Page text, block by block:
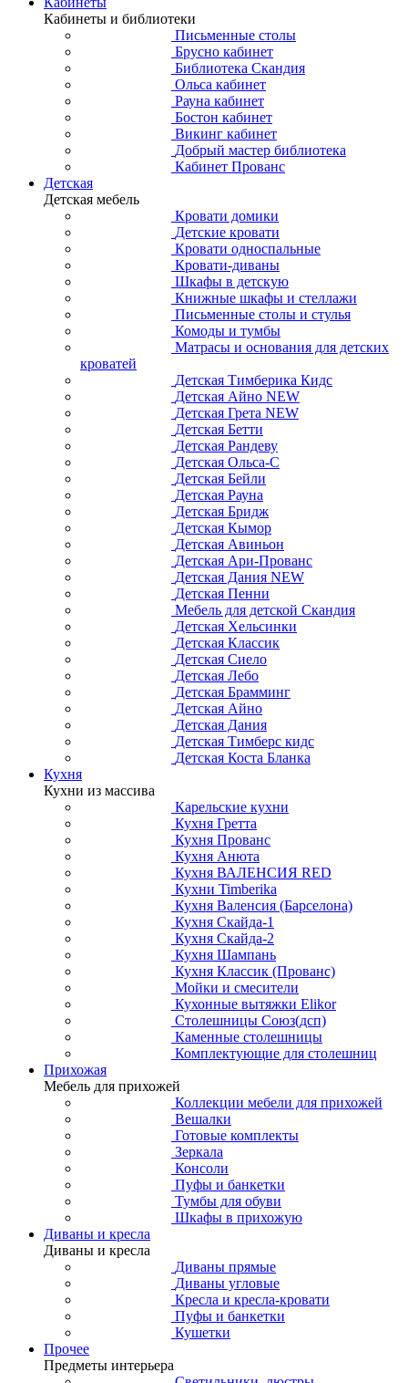
Кабинеты и библиотеки
Письменные столы
Брусно кабинет
Библиотека Скандия
Ольса кабинет
Рауна кабинет
Бостон кабинет
Викинг кабинет
Добрый мастер библиотека
Кабинет Прованс
Детская
Детская мебель
Кровати домики
Детские кровати
Кровати односпальные
Кровати-диваны
Шкафы в детскую
Книжные шкафы и стеллажи
Письменные столы и стулья
Комоды и тумбы
Матрасы и основания для детских
кроватей
Детская Тимберика Кидс
Детская Айно NEW
Детская Грета NEW
Детская Бетти
Детская Рандеву
Детская Ольса-С
Детская Бейли
Детская Рауна
Детская Бридж
Детская Кымор
Детская Авиньон
Детская Ари-Прованс
Детская Дания NEW
Детская Пенни
Мебель для детской Скандия
Детская Хельсинки
Детская Классик
Детская Сиело
Детская Лебо
Детская Брамминг
Детская Айно
Детская Дания
Детская Тимберс кидс
Детская Коста Бланка
Кухня
Кухни из массива
Карельские кухни
Кухня Гретта
Кухня Прованс
Кухня Анюта
Кухня ВАЛЕНСИЯ RED
Кухни Timberika
Кухня Валенсия (Барселона)
Кухня Скайда-1
Кухня Скайда-2
Кухня Шампань
Кухня Классик (Прованс)
Мойки и смесители
Кухонные вытяжки Elikor
Столешницы Союз(дсп)
Каменные столешницы
Комплектующие для столешниц
Прихожая
Мебель для прихожей
Коллекции мебели для прихожей
Вешалки
Готовые комплекты
Зеркала
Консоли
Пуфы и банкетки
Тумбы для обуви
Шкафы в прихожую
Диваны и кресла
Диваны и кресла
Диваны прямые
Диваны угловые
Кресла и кресла-кровати
Пуфы и банкетки
Кушетки
Прочее
Предметы интерьера